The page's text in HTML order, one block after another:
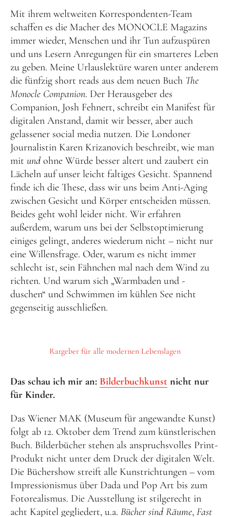
Mit ihrem weltweiten Korrespondenten-Team
schaffen es die Macher des MONOCLE Magazins
immer wieder, Menschen und ihr Tun aufzuspüren
und uns Lesern Anregungen für ein smarteres Leben
zu geben. Meine Urlauslektüre waren unter anderem
die fünfzig short reads aus dem neuen Buch The
Monocle Companion. Der Herausgeber des
Companion, Josh Fehnert, schreibt ein Manifest für
digitalen Anstand, damit wir besser, aber auch
gelassener social media nutzen. Die Londoner
Journalistin Karen Krizanovich beschreibt, wie man
mit und ohne Würde besser altert und zaubert ein
Lächeln auf unser leicht faltiges Gesicht. Spannend
finde ich die These, dass wir uns beim Anti-Aging
zwischen Gesicht und Körper entscheiden müssen.
Beides geht wohl leider nicht. Wir erfahren
außerdem, warum uns bei der Selbstoptimierung
einiges gelingt, anderes wiederum nicht – nicht nur
eine Willensfrage. Oder, warum es nicht immer
schlecht ist, sein Fähnchen mal nach dem Wind zu
richten. Und warum sich „Warmbaden und -
duschen“ und Schwimmen im kühlen See nicht
gegenseitig ausschließen.
Ratgeber für alle modernen Lebenslagen
Das schau ich mir an: Bilderbuchkunst nicht nur
für Kinder.
Das Wiener MAK (Museum für angewandte Kunst)
folgt ab 12. Oktober dem Trend zum künstlerischen
Buch. Bilderbücher stehen als anspruchsvolles Print-
Produkt nicht unter dem Druck der digitalen Welt.
Die Büchershow streift alle Kunstrichtungen – vom
Impressionismus über Dada und Pop Art bis zum
Fotorealismus. Die Ausstellung ist stilgerecht in
acht Kapitel gegliedert, u.a. Bücher sind Räume, Fast